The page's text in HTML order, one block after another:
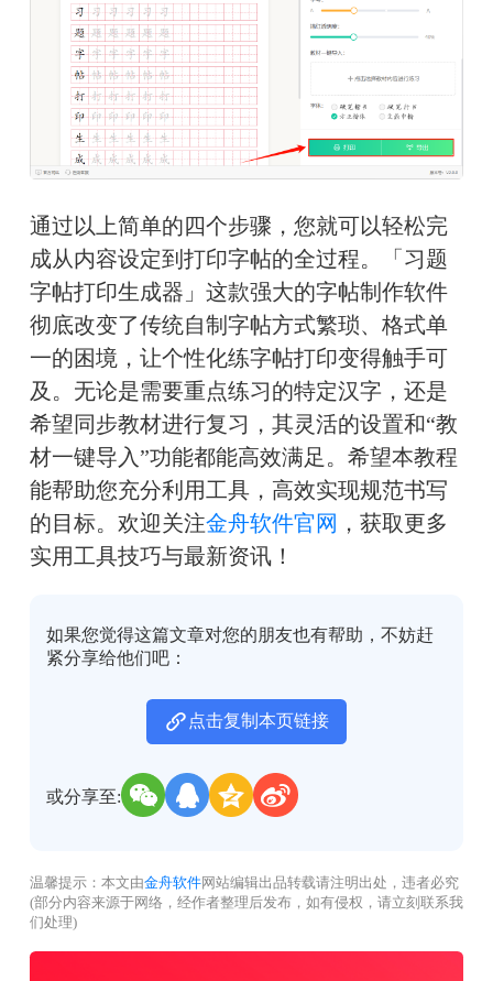
通过以上简单的四个步骤，您就可以轻松完
成从内容设定到打印字帖的全过程。「习题
字帖打印生成器」这款强大的字帖制作软件
彻底改变了传统自制字帖方式繁琐、格式单
一的困境，让个性化练字帖打印变得触手可
及。无论是需要重点练习的特定汉字，还是
希望同步教材进行复习，其灵活的设置和“教
材一键导入”功能都能高效满足。希望本教程
能帮助您充分利用工具，高效实现规范书写
的目标。欢迎关注金舟软件官网 ，获取更多
实用工具技巧与最新资讯！
如果您觉得这篇文章对您的朋友也有帮助，不妨赶
紧分享给他们吧：
点击复制本页链接
或分享至:
温馨提示：本文由金舟软件网站编辑出品转载请注明出处，违者必究
(部分内容来源于网络，经作者整理后发布，如有侵权，请立刻联系我
们处理)